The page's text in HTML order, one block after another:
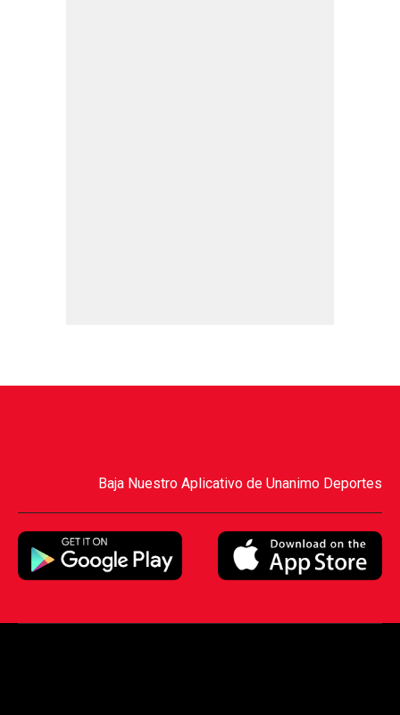
Baja Nuestro Aplicativo de Unanimo Deportes